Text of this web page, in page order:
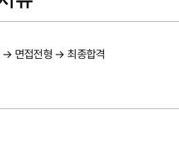
→ 면접전형 → 최종합격